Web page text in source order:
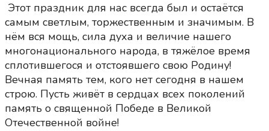
​ Этот праздник для нас всегда был и остаётся
самым светлым, торжественным и значимым. В
нём вся мощь, сила духа и величие нашего
многонационального народа, в тяжёлое время
сплотившегося и отстоявшего свою Родину!
Вечная память тем, кого нет сегодня в нашем
строю. Пусть живёт в сердцах всех поколений
память о священной Победе в Великой
Отечественной войне!